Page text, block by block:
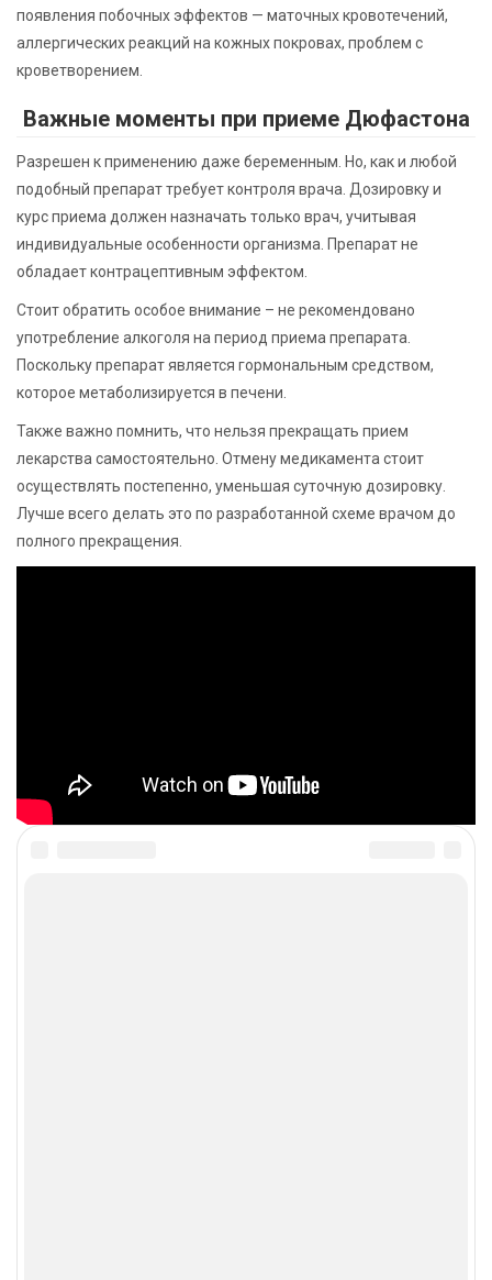
появления побочных эффектов — маточных кровотечений,
аллергических реакций на кожных покровах, проблем с
кроветворением.
Важные моменты при приеме Дюфастона
Разрешен к применению даже беременным. Но, как и любой
подобный препарат требует контроля врача. Дозировку и
курс приема должен назначать только врач, учитывая
индивидуальные особенности организма. Препарат не
обладает контрацептивным эффектом.
Стоит обратить особое внимание – не рекомендовано
употребление алкоголя на период приема препарата.
Поскольку препарат является гормональным средством,
которое метаболизируется в печени.
Также важно помнить, что нельзя прекращать прием
лекарства самостоятельно. Отмену медикамента стоит
осуществлять постепенно, уменьшая суточную дозировку.
Лучше всего делать это по разработанной схеме врачом до
полного прекращения.